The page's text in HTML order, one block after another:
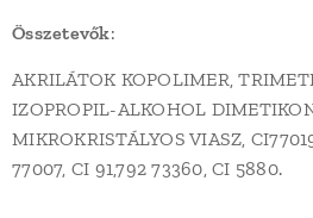
Összetevők:
AKRILÁTOK KOPOLIMER,
IZOPROPIL-ALKOHOL
MIKROKRISTÁLYOS VIASZ,
77007, CI 91,792 73360, CI 5880.